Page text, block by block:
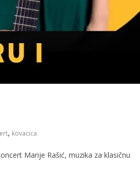
, kovacica
Marije Rašić, muzika za klasičnu